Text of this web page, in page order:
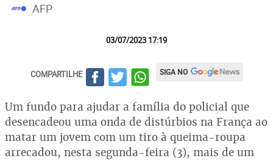
AFP
03/07/2023 17:19
COMPARTILHE SIGA NO
Um fundo para ajudar a família do policial que
desencadeou uma onda de distúrbios na França ao
matar um jovem com um tiro à queima-roupa
arrecadou, nesta segunda-feira (3), mais de um